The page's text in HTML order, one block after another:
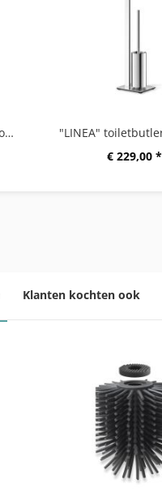
"LINEA" toiletborstel, hoogglanzend
€ 229,00 *
Klanten kochten ook